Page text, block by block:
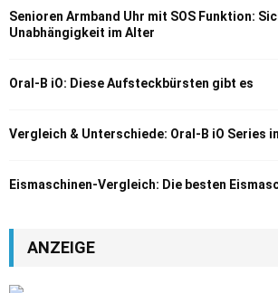
Senioren Armband Uhr mit SOS Funktion:
Unabhängigkeit im Alter
Oral-B iO: Diese Aufsteckbürsten gibt es
Vergleich & Unterschiede: Oral-B iO Series
Eismaschinen-Vergleich: Die besten
ANZEIGE